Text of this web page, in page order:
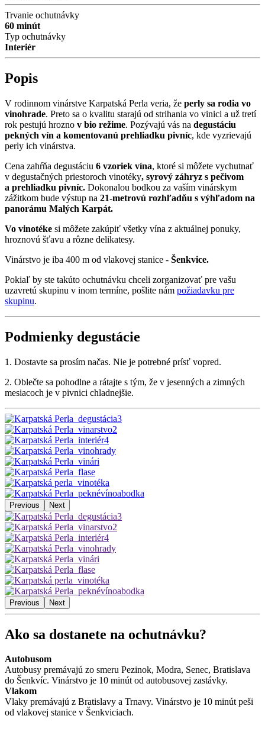
Trvanie ochutnávky
60 minút
Typ ochutnávky
Interiér
Popis
V rodinnom vinárstve Karpatská Perla veria, že perly sa rodia vo
vinohrade. Preto sa o kvalitu starajú od strihania vo vinici a už tretí
rok pestujú hrozno v bio režime. Pozývajú vás na degustáciu
pekných vín a komentovanú prehliadku pivníc, kde vyzrievajú
perly ich vinárstva.
Cena zahŕňa degustáciu 6 vzoriek vína, ktoré si môžete vychutnať
v degustačných priestoroch vinotéky, syrový záhryz s pečivom
a prehliadku pivníc. Dokonalou bodkou za vaším vinárskym
zážitkom bude výstup na 21-metrovú rozhľadňu s výhľadom na
panorámu Malých Karpát.
Vo vinotéke si môžete zakúpiť všetky vína z aktuálnej ponuky,
hroznovú šťavu a rôzne delikatesy.
Vinárstvo je iba 400 m od vlakovej stanice - Šenkvice.
Pokiaľ by ste takúto ochutnávku chceli zorganizovať pre vašu
uzavretú skupinu v inom termíne, pošlite nám požiadavku pre
skupinu.
Podmienky degustácie
1. Dostavte sa prosím načas. Nie je potrebné prísť vopred.
2. Oblečte sa pohodlne a rátajte s tým, že v jesenných a zimných
mesiacoch je v pivnici chladnejšie.
Previous Next
Previous Next
Ako sa dostanete na ochutnávku?
Autobusom
Autobusy premávajú zo smeru Pezinok, Modra, Senec, Bratislava
do Šenkvíc. Vinárstvo je 10 minút od autobusovej zastávky.
Vlakom
Vlaky premávajú z Bratislavy a Trnavy. Vinárstvo je 10 minút peši
od vlakovej stanice v Šenkviciach.